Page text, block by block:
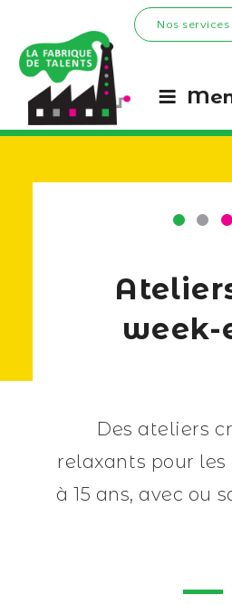
Nos services
week-
Des ateliers
relaxants pour
à 15 ans, avec ou